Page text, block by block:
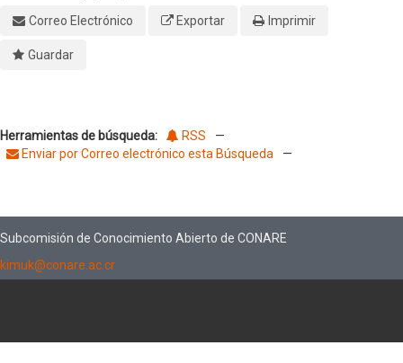
Correo Electrónico
Exportar Imprimir
Guardar
Herramientas de búsqueda: RSS
—
Enviar por Correo electrónico esta Búsqueda
—
Subcomisión de Conocimiento Abierto de CONARE
kimuk@conare.ac.cr